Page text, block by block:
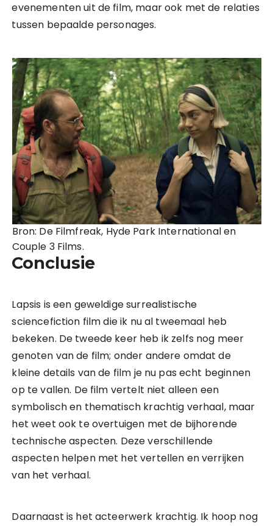
evenementen uit de film, maar ook met de relaties
tussen bepaalde personages.
Bron: De Filmfreak, Hyde Park International en
Couple 3 Films.
Conclusie
Lapsis is een geweldige surrealistische
sciencefiction film die ik nu al tweemaal heb
bekeken. De tweede keer heb ik zelfs nog meer
genoten van de film; onder andere omdat de
kleine details van de film je nu pas echt beginnen
op te vallen. De film vertelt niet alleen een
symbolisch en thematisch krachtig verhaal, maar
het weet ook te overtuigen met de bijhorende
technische aspecten. Deze verschillende
aspecten helpen met het vertellen en verrijken
van het verhaal.
Daarnaast is het acteerwerk krachtig. Ik hoop nog